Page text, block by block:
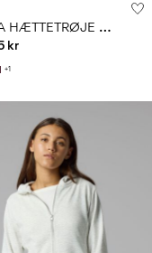
S
CUBA HÆTTETRØJE MED LYNLÅS
kr
+1